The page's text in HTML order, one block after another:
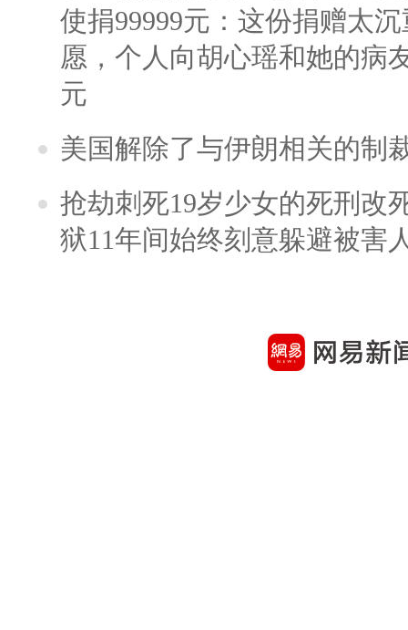
使捐99999元：这份捐赠太
愿，个人向胡心瑶和她的病
元
美国解除了与伊朗相关的制
抢劫刺死19岁少女的死刑改
狱11年间始终刻意躲避被害